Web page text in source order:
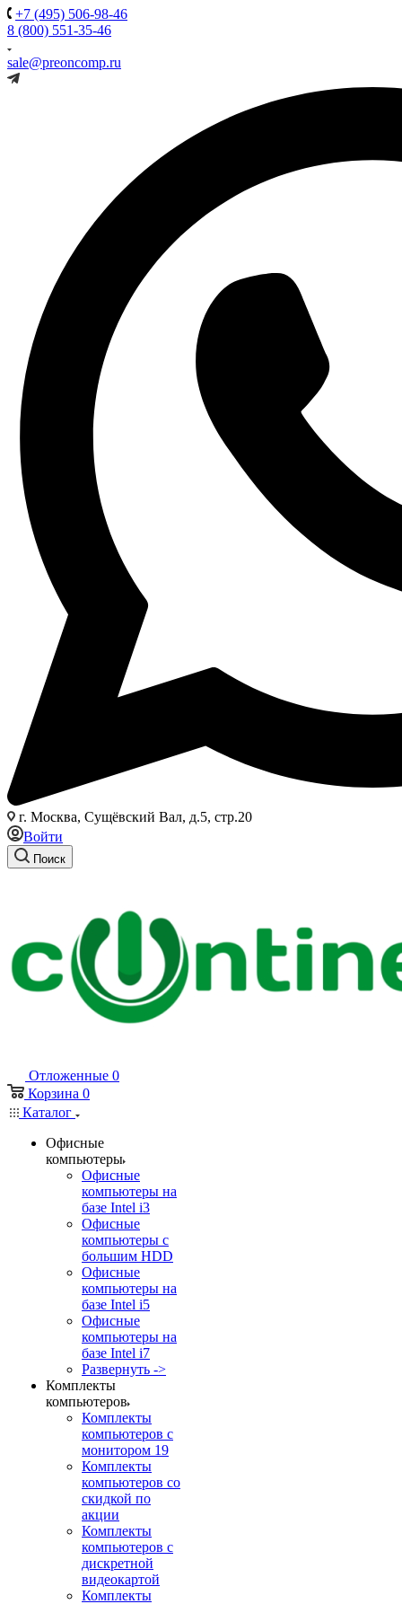
+7 (495) 506-98-46
8 (800) 551-35-46
sale@preoncomp.ru
г. Москва, Сущёвский Вал, д.5, стр.20
Войти
Поиск
Отложенные 0
Корзина 0
Каталог
Офисные
компьютеры
Офисные
компьютеры на
базе Intel i3
Офисные
компьютеры с
большим HDD
Офисные
компьютеры на
базе Intel i5
Офисные
компьютеры на
базе Intel i7
Развернуть ->
Комплекты
компьютеров
Комплекты
компьютеров с
монитором 19
Комплекты
компьютеров со
скидкой по
акции
Комплекты
компьютеров с
дискретной
видеокартой
Комплекты